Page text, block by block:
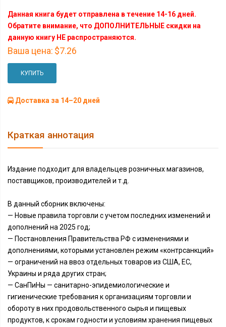
Данная книга будет отправлена в течение 14-16 дней.
Обратите внимание, что ДОПОЛНИТЕЛЬНЫЕ скидки на
данную книгу НЕ распространяются.
Ваша цена: $7.26
КУПИТЬ
Доставка за 14–20 дней
Краткая аннотация
Издание подходит для владельцев розничных магазинов,
поставщиков, производителей и т.д.
В данный сборник включены:
— Новые правила торговли с учетом последних изменений и
дополнений на 2025 год;
— Постановления Правительства РФ с изменениями и
дополнениями, которыми установлен режим «контрсанкций»
— ограничений на ввоз отдельных товаров из США, ЕС,
Украины и ряда других стран;
— СанПиНы — санитарно-эпидемиологические и
гигиенические требования к организациям торговли и
обороту в них продовольственного сырья и пищевых
продуктов, к срокам годности и условиям хранения пищевых